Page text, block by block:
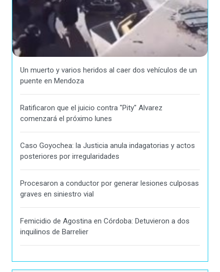
Un muerto y varios heridos al caer dos vehículos de un
puente en Mendoza
Ratificaron que el juicio contra "Pity" Alvarez
comenzará el próximo lunes
Caso Goyochea: la Justicia anula indagatorias y actos
posteriores por irregularidades
Procesaron a conductor por generar lesiones culposas
graves en siniestro vial
Femicidio de Agostina en Córdoba: Detuvieron a dos
inquilinos de Barrelier